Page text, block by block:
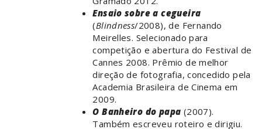
Ensaio sobre a cegueira
(Blindness/2008), de Fernando
Meirelles. Selecionado para
competição e abertura do Festival de
Cannes 2008. Prêmio de melhor
direção de fotografia, concedido pela
Academia Brasileira de Cinema em
2009.
O Banheiro do papa (2007).
Também escreveu roteiro e dirigiu.